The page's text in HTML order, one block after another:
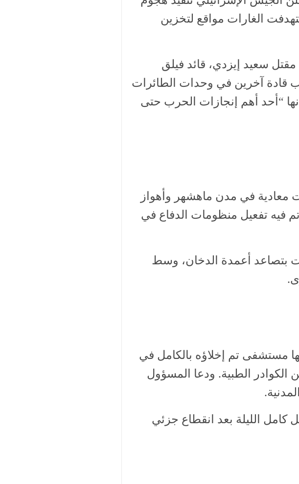
الغارات مواقع لتخزين
سعيد إيزدي، قائد فيلق
المخططين لهجوم 7 أكتوبر، إلى جانب قادة آخرين في وحدات الطائرات
“أحد أهم إنجازات الحرب حتى
معادية في مدن ماهشهر وأهواز
فيه تفعيل منظومات الدفاع في
بتصاعد أعمدة الدخان، وسط
عن استهداف 3 مستشفيات، بينها مستشفى تم إخلاؤه بالكامل في
من الكوادر الطبية. ودعا المسؤول
كامل الليلة بعد انقطاع جزئي